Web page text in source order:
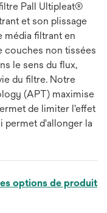
Pall Ultipleat®
et son plissage
média filtrant en
non tissées
le sens du flux,
du filtre. Notre
(APT) maximise
de limiter l'effet
permet d'allonger la
options de produit